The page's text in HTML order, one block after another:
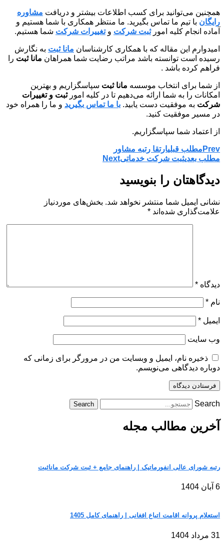
همچنین می‌توانید برای کسب اطلاعات بیشتر و دریافت مشاوره
رایگان با تیم ما تماس بگیرید. ما منتظر همکاری با شما هستیم و
آماده انجام کلیه امورثبت شرکت وتغییرات شرکت شما هستیم.
امیدوارم این مقاله که با همکاری کارشناسان مانا ثبت به نگارش
رسیده است توانسته باشد مراتب رضایت شما همراهان مانا ثبت را
فراهم کرده باشد .
از شما برای انتخاب موسسه مانا ثبت سپاسگزاریم و بهترین
امکانات را به شما ارائه می‌دهیم تا در کلیه امورثبت و تغییرات
شرکت به موفقیت دست یابید. با ما تماس بگیرید و ما را همراه خود
در مسیر موفقیت کنید.
از اعتماد شما سپاسگزاریم.
Prev مطلب قبلیارتقا رتبه مشاور
مطلب بعدیثبت شرکت خدماتیNext
دیدگاهتان را بنویسید
نشانی ایمیل شما منتشر نخواهد شد. بخش‌های موردنیاز
علامت‌گذاری شده‌اند *
دیدگاه *
نام *
ایمیل *
وب‌ سایت
ذخیره نام، ایمیل و وبسایت من در مرورگر برای زمانی که
دوباره دیدگاهی می‌نویسم.
Search
Search
آخرین مطالب مجله
رتبه شورای عالی انفورماتیک | راهنمای جامع + ثبت شرکت مانا‌ثبت
6 آبان 1404
استعلام پروانه اقامت اتباع افغانی | راهنمای کامل 1405
31 مرداد 1404